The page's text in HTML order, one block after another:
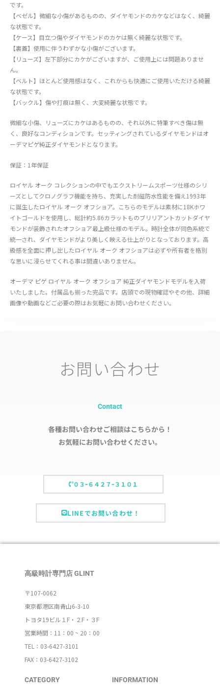
です。
【ベゼル】微細な小傷があるものの、ダイヤモンドのカケなどはなく、綺麗
な状態です。
【ケース】目立つ傷やダイヤモンドのカケは無く綺麗な状態です。
【裏蓋】使用に伴うわずかな小傷がございます。
【リューズ】左下部分にカケがございますが、ご使用上には問題ありませ
ん。
【ベルト】ほとんど使用感はなく、これからも快適にご使用いただける綺麗
な状態です。
【バックル】傷や打痕は無く、大変綺麗な状態です。
微細な小傷、リューズにカケはあるものの、それ以外に特筆すべき傷は無
く、良好なコンディションです。セッティングされているダイヤモンドはオ
ーデマピゲ純正ダイヤモンドとなります。
保証：1年保証
ロイヤル オーク コレクションの中でもエクストリームスポーツ仕様のシリ
ーズとしてクロノグラフ機能を持ち、充実した耐磁防水性能を備え1993年
に誕生したロイヤル オーク オフショア。こちらのモデルは素材に18Kホワ
イトゴールドを使用し、総計約5.86カラットものブリリアントカットダイヤ
モンドが装飾されたオフショア最上級仕様のモデル。時計全体が同色系統で
統一され、ダイヤモンドがより美しく映える仕上がりとなっております。高
級感を全面に押し出したロイヤル オーク オフショアは必ずや所有者を格別
な思いに浸らせてくれる事は間違いありません。
オーデマ ピゲ ロイヤル オーク オフショア 純正ダイヤモンドモデルを入荷
いたしました。付属品も揃った完品です。店頭での現物確認やその他、詳細
画像や動画などご必要の際はお気軽にお問い合わせください。
お問い合わせ
Contact
各種お問い合わせご相談はこちらから！
お気軽にお問い合わせください。
０３ｰ６４２７ｰ３１０１
LINEでお問い合わせ！
高級時計専門店 GLINT
〒107-0062
東京都港区南青山6-3-10
トヨタ19ビル１F・２F・３F
営業時間：11：00 ~ 20：00
TEL：03-6427-3101
FAX：03-6427-3102
CATEGORY INFORMATION